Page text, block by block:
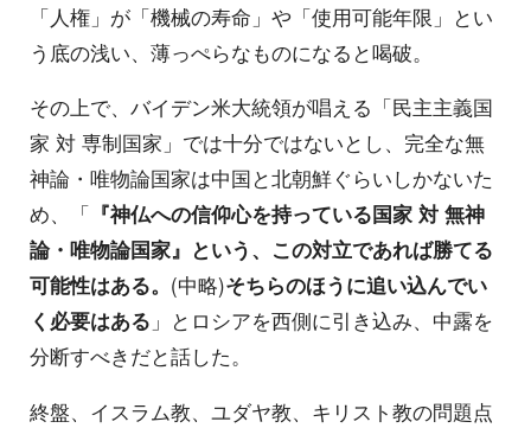
「人権」が「機械の寿命」や「使用可能年限」とい
う底の浅い、薄っぺらなものになると喝破。
その上で、バイデン米大統領が唱える「民主主義国
家 対 専制国家」では十分ではないとし、完全な無
神論・唯物論国家は中国と北朝鮮ぐらいしかないた
め、「 『神仏への信仰心を持っている国家 対 無神
論・唯物論国家』という、この対立であれば勝てる
可能性はある。 (中略)そちらのほうに追い込んでい
く必要はある 」とロシアを西側に引き込み、中露を
分断すべきだと話した。
終盤、イスラム教、ユダヤ教、キリスト教の問題点